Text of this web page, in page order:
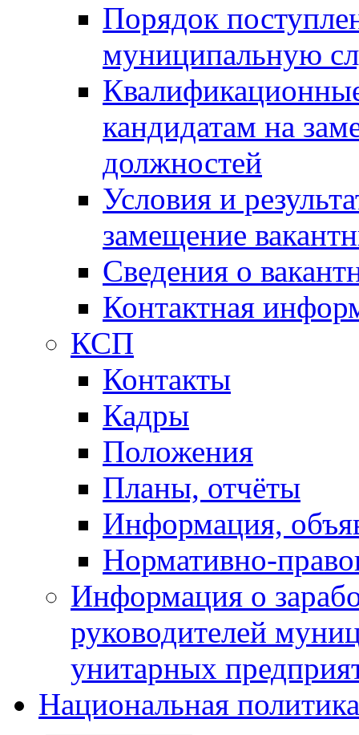
Порядок
муниципальную
кандидатам на
должностей
Условия и
замещение
Сведения о
Контактная
КСП
Контакты
Кадры
Положения
Планы, отчёты
Информация,
Нормативно-
Информация о
руководителей
унитарных
Национальная политика